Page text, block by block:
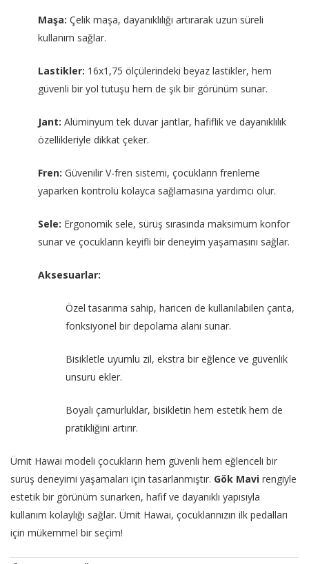
Maşa: Çelik maşa, dayanıklılığı artırarak uzun süreli
kullanım sağlar.
Lastikler: 16x1,75 ölçülerindeki beyaz lastikler, hem
güvenli bir yol tutuşu hem de şık bir görünüm sunar.
Jant: Alüminyum tek duvar jantlar, hafiflik ve dayanıklılık
özellikleriyle dikkat çeker.
Fren: Güvenilir V-fren sistemi, çocukların frenleme
yaparken kontrolü kolayca sağlamasına yardımcı olur.
Sele: Ergonomik sele, sürüş sırasında maksimum konfor
sunar ve çocukların keyifli bir deneyim yaşamasını sağlar.
Aksesuarlar:
Özel tasarıma sahip, haricen de kullanılabilen çanta,
fonksiyonel bir depolama alanı sunar.
Bisikletle uyumlu zil, ekstra bir eğlence ve güvenlik
unsuru ekler.
Boyalı çamurluklar, bisikletin hem estetik hem de
pratikliğini artırır.
Ümit Hawai modeli çocukların hem güvenli hem eğlenceli bir
sürüş deneyimi yaşamaları için tasarlanmıştır. Gök Mavi rengiyle
estetik bir görünüm sunarken, hafif ve dayanıklı yapısıyla
kullanım kolaylığı sağlar. Ümit Hawai, çocuklarınızın ilk pedalları
için mükemmel bir seçim!